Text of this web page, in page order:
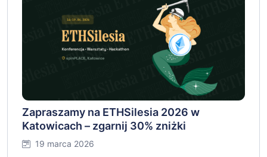
Zapraszamy na ETHSilesia 2026 w
Katowicach – zgarnij 30% zniżki
19 marca 2026